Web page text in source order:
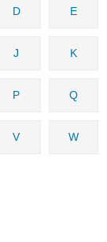
D E
J K
P Q
V W